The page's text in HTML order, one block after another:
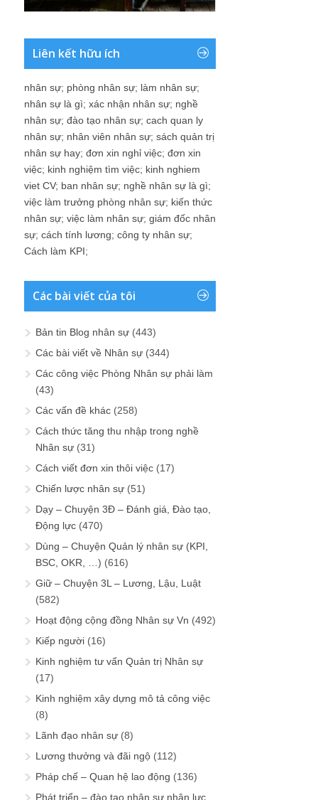
Liên kết hữu ích
nhân sự; phòng nhân sự; làm nhân sự;
nhân sự là gì; xác nhận nhân sự; nghề
nhân sự; đào tạo nhân sự; cach quan ly
nhân sự; nhân viên nhân sự; sách quản trị
nhân sự hay; đơn xin nghỉ việc; đơn xin
việc; kinh nghiệm tìm việc; kinh nghiem
viet CV; ban nhân sự; nghề nhân sự là gì;
việc làm trưởng phòng nhân sự; kiến thức
nhân sự; việc làm nhân sự; giám đốc nhân
sự; cách tính lương; công ty nhân sự;
Cách làm KPI;
Các bài viết của tôi
Bản tin Blog nhân sự (443)
Các bài viết về Nhân sự (344)
Các công việc Phòng Nhân sự phải làm
(43)
Các vấn đề khác (258)
Cách thức tăng thu nhập trong nghề
Nhân sự (31)
Cách viết đơn xin thôi việc (17)
Chiến lược nhân sự (51)
Dạy – Chuyện 3Đ – Đánh giá, Đào tạo,
Động lực (470)
Dùng – Chuyện Quản lý nhân sự (KPI,
BSC, OKR, …) (616)
Giữ – Chuyện 3L – Lương, Lậu, Luật
(582)
Hoạt động cộng đồng Nhân sự Vn (492)
Kiếp người (16)
Kinh nghiệm tư vấn Quản trị Nhân sự
(17)
Kinh nghiệm xây dựng mô tả công việc
(8)
Lãnh đạo nhân sự (8)
Lương thưởng và đãi ngộ (112)
Pháp chế – Quan hệ lao động (136)
Phát triển – đào tạo nhân sự nhân lực